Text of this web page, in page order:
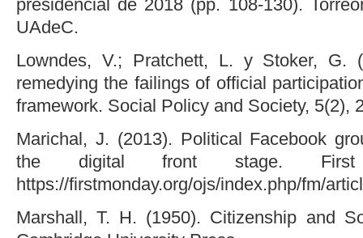
presidencial de 2018 (pp. 108-130).
UAdeC.
Lowndes, V.; Pratchett, L. y Stoker, G.
remedying the failings of official
framework. Social Policy and Society, 5(2),
Marichal, J. (2013). Political Facebook
the digital front stage. First
https://firstmonday.org/ojs/index.php/fm/
Marshall, T. H. (1950). Citizenship and